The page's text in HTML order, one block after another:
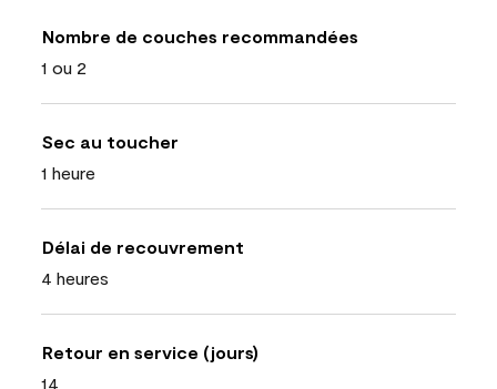
Nombre de couches recommandées
1 ou 2
Sec au toucher
1 heure
Délai de recouvrement
4 heures
Retour en service (jours)
14